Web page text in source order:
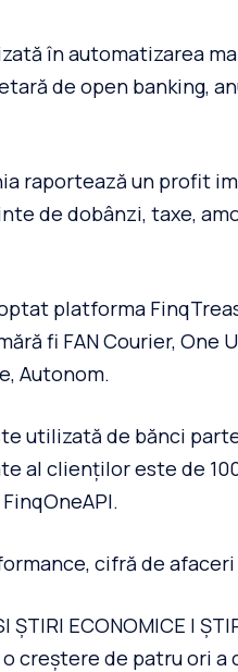
în automatizarea
de open banking,
raportează un profit
de dobânzi, taxe,
platforma
fi FAN Courier, One
Autonom.
utilizată de bănci
al clienților este de
cifră de
ȘTIRI ECONOMICE |
creștere de patru ori a